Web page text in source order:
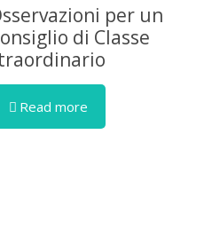
per un
di Classe
Read more